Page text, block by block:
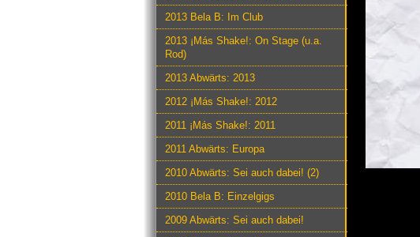
2013 Bela B: Im Club
2013 ¡Más Shake!: On Stage (u.a.
Rod)
2013 Abwärts: 2013
2012 ¡Más Shake!: 2012
2011 ¡Más Shake!: 2011
2011 Abwärts: Europa
2010 Abwärts: Sei auch dabei! (2)
2010 Bela B: Einzelgigs
2009 Abwärts: Sei auch dabei!